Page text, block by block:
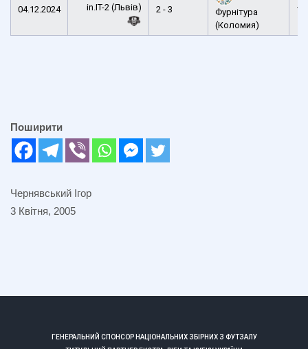
04.12.2024
in.IT-2 (Львів)
2 - 3
Фурнітура
(Коломия)
Поширити
Чернявський Ігор
3 Квітня, 2005
ГЕНЕРАЛЬНИЙ СПОНСОР НАЦІОНАЛЬНИХ ЗБІРНИХ З ФУТЗАЛУ